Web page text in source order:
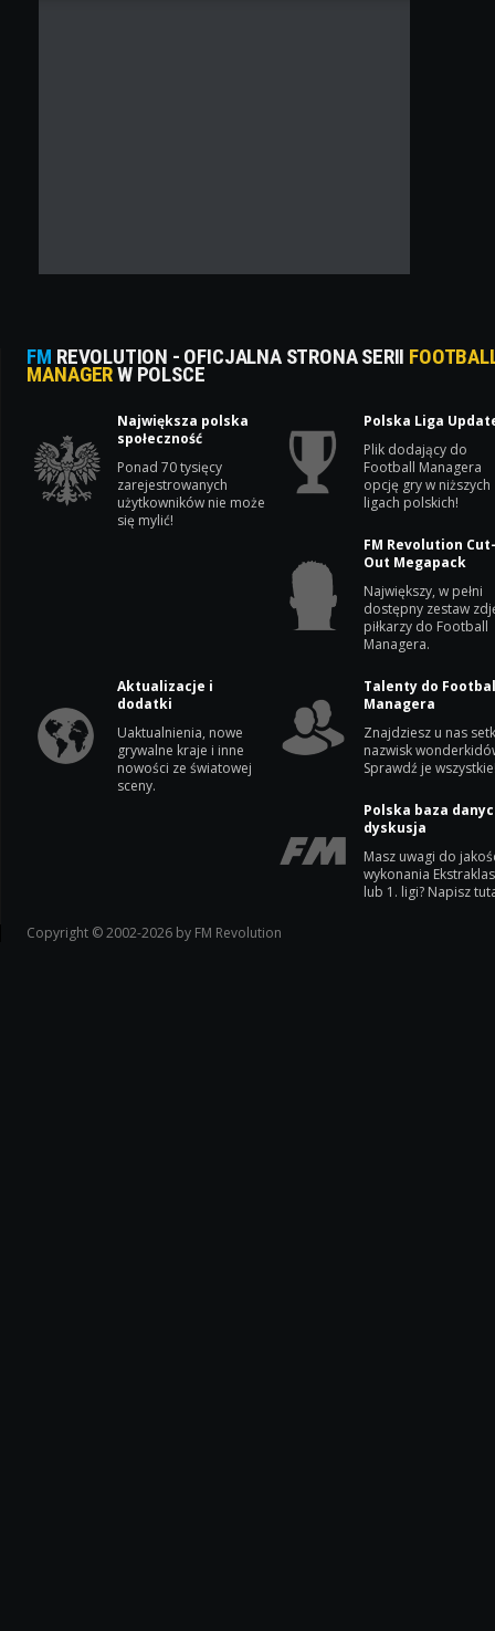
FM REVOLUTION - OFICJALNA STRONA SERII
MANAGERW POLSCE
Największa polska
społeczność
Ponad 70 tysięcy
zarejestrowanych
użytkowników nie może
się mylić!
Polska Liga
Plik dodający do
Football Managera
opcję gry w niższych
ligach polskich!
FM Revolution
Out Megapack
Największy, w pełni
dostępny zestaw
piłkarzy do Football
Managera.
Aktualizacje i
dodatki
Uaktualnienia, nowe
grywalne kraje i inne
nowości ze światowej
sceny.
Talenty do
Managera
Znajdziesz u nas
nazwisk
Sprawdź je
Polska baza
dyskusja
Masz uwagi do
wykonania
lub 1. ligi? Napisz
Copyright © 2002-2026 by FM Revolution